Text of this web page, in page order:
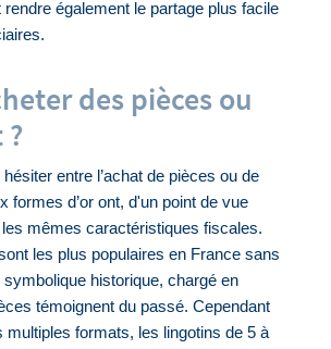
rendre également le partage plus facile
des pièces ou
entre l’achat de pièces ou de
formes d’or ont, d'un point de vue
mêmes caractéristiques fiscales.
les plus populaires en France sans
historique, chargé en
témoignent du passé. Cependant
multiples formats, les lingotins de 5 à